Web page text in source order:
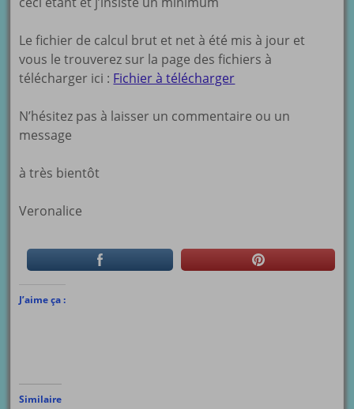
Le fichier de calcul brut et net à été mis à jour et
vous le trouverez sur la page des fichiers à
télécharger ici : Fichier à télécharger
N’hésitez pas à laisser un commentaire ou un
message
à très bientôt
Veronalice
J’aime ça :
Similaire